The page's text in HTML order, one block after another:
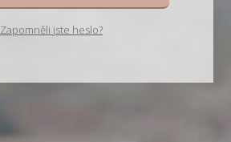
Zapomněli jste heslo?